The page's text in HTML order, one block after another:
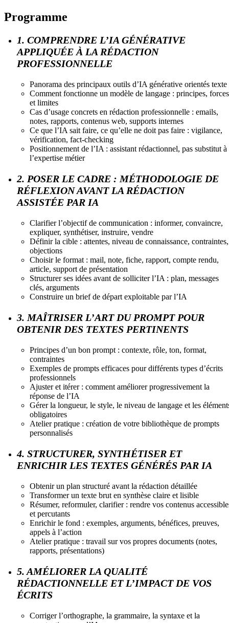
Programme
1. COMPRENDRE L’IA GÉNÉRATIVE
APPLIQUÉE À LA RÉDACTION
PROFESSIONNELLE
Panorama des principaux outils d’IA générative orientés texte
Comment fonctionne un modèle de langage : principes, forces
et limites
Cas d’usage concrets en rédaction professionnelle : emails,
notes, rapports, contenus web, supports internes
Ce que l’IA sait faire, ce qu’elle ne doit pas faire : vigilance,
vérification, fact-checking
Positionnement de l’IA : assistant rédactionnel, pas substitut à
l’expertise métier
2. POSER LE CADRE : MÉTHODOLOGIE DE
RÉFLEXION AVANT LA RÉDACTION
ASSISTÉE PAR IA
Clarifier l’objectif de communication : informer, convaincre,
expliquer, synthétiser, instruire, vendre
Définir la cible : attentes, niveau de connaissance, contraintes,
objections
Choisir le format : mail, note, fiche, rapport, compte rendu,
article, support de présentation
Structurer ses idées avant de solliciter l’IA : plan, messages
clés, arguments
Construire un brief de départ exploitable par l’IA
3. MAÎTRISER L’ART DU PROMPT POUR
OBTENIR DES TEXTES PERTINENTS
Principes d’un bon prompt : contexte, rôle, ton, format,
contraintes
Exemples de prompts efficaces pour différents types d’écrits
professionnels
Ajuster et itérer : comment améliorer progressivement la
réponse de l’IA
Gérer la longueur, le style, le niveau de langage et les
obligatoires
Atelier pratique : création de votre bibliothèque de prompts
personnalisés
4. STRUCTURER, SYNTHÉTISER ET
ENRICHIR LES TEXTES GÉNÉRÉS PAR IA
Obtenir un plan structuré avant la rédaction détaillée
Transformer un texte brut en synthèse claire et lisible
Résumer, reformuler, clarifier : rendre vos contenus
et percutants
Enrichir le fond : exemples, arguments, bénéfices, preuves,
appels à l’action
Atelier pratique : travail sur vos propres documents (notes,
rapports, présentations)
5. AMÉLIORER LA QUALITÉ
RÉDACTIONNELLE ET L’IMPACT DE VOS
ÉCRITS
Corriger l’orthographe, la grammaire, la syntaxe et la